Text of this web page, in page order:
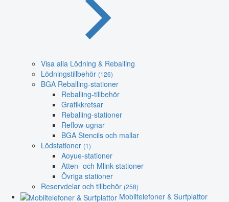
Visa alla Lödning & Reballing
Lödningstillbehör (126)
BGA Reballing-stationer
Reballing-tillbehör
Grafikkretsar
Reballing-stationer
Reflow-ugnar
BGA Stencils och mallar
Lödstationer (1)
Aoyue-stationer
Atten- och Mlink-stationer
Övriga stationer
Reservdelar och tillbehör (258)
Mobiltelefoner & Surfplattor